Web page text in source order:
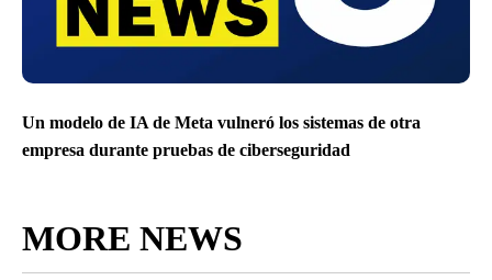
Un modelo de IA de Meta vulneró los sistemas de otra
empresa durante pruebas de ciberseguridad
MORE NEWS